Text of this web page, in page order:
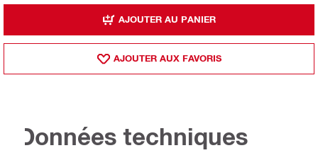
AJOUTER AU PANIER
AJOUTER AUX FAVORIS
Données techniques